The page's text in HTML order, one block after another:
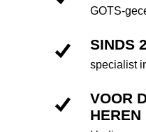
GOTS-
SINDS
specialist
VOOR
HEREN